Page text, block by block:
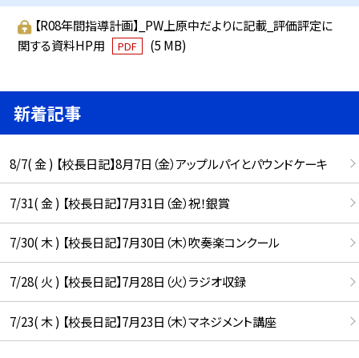
【R08年間指導計画】_PW上原中だよりに記載_評価評定に
関する資料HP用
PDF (5 MB)
新着記事
8/7( 金 ) 【校長日記】8月7日（金）アップルパイとパウンドケーキ
7/31( 金 ) 【校長日記】7月31日（金）祝！銀賞
7/30( 木 ) 【校長日記】7月30日（木）吹奏楽コンクール
7/28( 火 ) 【校長日記】7月28日（火）ラジオ収録
7/23( 木 ) 【校長日記】7月23日（木）マネジメント講座